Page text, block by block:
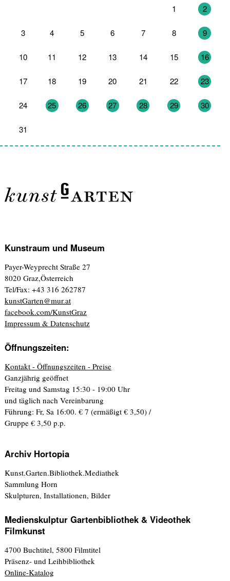
1 2
3 4 5 6 7 8 9
10 11 12 13 14 15 16
17 18 19 20 21 22 23
24 25 26 27 28 29 30
31
Kunstraum und Museum
Payer-Weyprecht Straße 27
8020 Graz,Österreich
Tel/Fax: +43 316 262787
kunstGarten@mur.at
facebook.com/KunstGraz
Impressum & Datenschutz
Öffnungszeiten:
Kontakt - Öffnungszeiten - Preise
Ganzjährig geöffnet
Freitag und Samstag 15:30 - 19:00 Uhr
und täglich nach Vereinbarung
Führung: Fr, Sa 16:00. € 7 (ermäßigt € 3,50) /
Gruppe € 3,50 p.p.
Archiv Hortopia
Kunst.Garten.Bibliothek.Mediathek
Sammlung Horn
Skulpturen, Installationen, Bilder
Medienskulptur Gartenbibliothek & Videothek
Filmkunst
4700 Buchtitel, 5800 Filmtitel
Präsenz- und Leihbibliothek
Online-Katalog